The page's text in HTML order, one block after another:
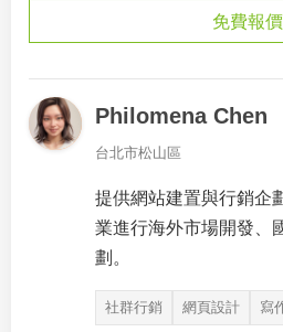
免費報價
Philomena Chen
台北市松山區
提供網站建置與行銷企
業進行海外市場開發、
劃。
社群行銷 網頁設計 寫